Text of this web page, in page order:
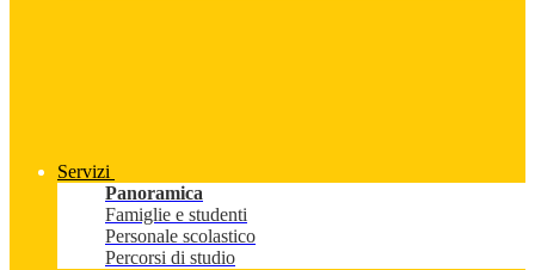
Servizi
Panoramica
Famiglie e studenti
Personale scolastico
Percorsi di studio